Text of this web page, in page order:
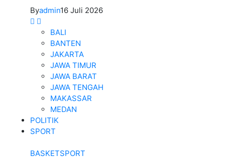
Byadmin16 Juli 2026
BALI
BANTEN
JAKARTA
JAWA TIMUR
JAWA BARAT
JAWA TENGAH
MAKASSAR
MEDAN
POLITIK
SPORT
BASKETSPORT